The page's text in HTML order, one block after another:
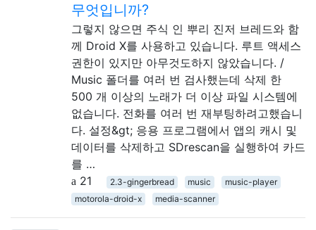
무엇입니까?
그렇지 않으면 주식 인 뿌리 진저 브레드와 함
께 Droid X를 사용하고 있습니다. 루트 액세스
권한이 있지만 아무것도하지 않았습니다. /
Music 폴더를 여러 번 검사했는데 삭제 한
500 개 이상의 노래가 더 이상 파일 시스템에
없습니다. 전화를 여러 번 재부팅하려고했습니
다. 설정&gt; 응용 프로그램에서 앱의 캐시 및
데이터를 삭제하고 SDrescan을 실행하여 카드
를 …
21
2.3-gingerbread music
music-player
motorola-droid-x
media-scanner